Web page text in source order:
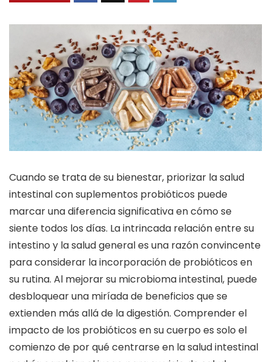
Cuando se trata de su bienestar, priorizar la salud
intestinal con suplementos probióticos puede
marcar una diferencia significativa en cómo se
siente todos los días. La intrincada relación entre su
intestino y la salud general es una razón convincente
para considerar la incorporación de probióticos en
su rutina. Al mejorar su microbioma intestinal, puede
desbloquear una miríada de beneficios que se
extienden más allá de la digestión. Comprender el
impacto de los probióticos en su cuerpo es solo el
comienzo de por qué centrarse en la salud intestinal